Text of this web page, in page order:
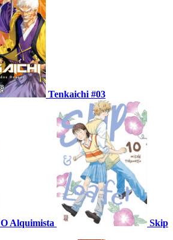
Tenkaichi #03
O Alquimista
Skip